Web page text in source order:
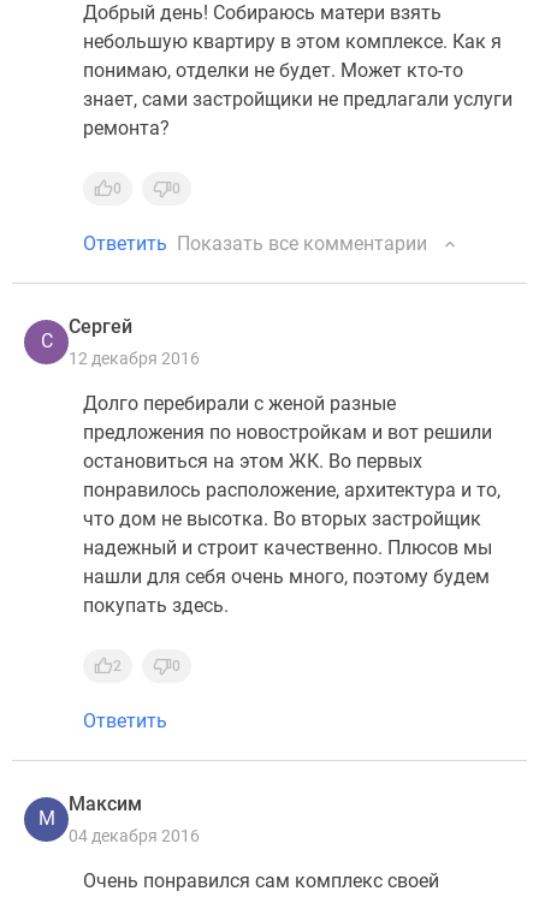
Добрый день! Собираюсь матери взять
небольшую квартиру в этом комплексе. Как я
понимаю, отделки не будет. Может кто-то
знает, сами застройщики не предлагали услуги
ремонта?
0 0
Ответить Показать все комментарии
С
Сергей
12 декабря 2016
Долго перебирали с женой разные
предложения по новостройкам и вот решили
остановиться на этом ЖК. Во первых
понравилось расположение, архитектура и то,
что дом не высотка. Во вторых застройщик
надежный и строит качественно. Плюсов мы
нашли для себя очень много, поэтому будем
покупать здесь.
2 0
Ответить
М
Максим
04 декабря 2016
Очень понравился сам комплекс своей